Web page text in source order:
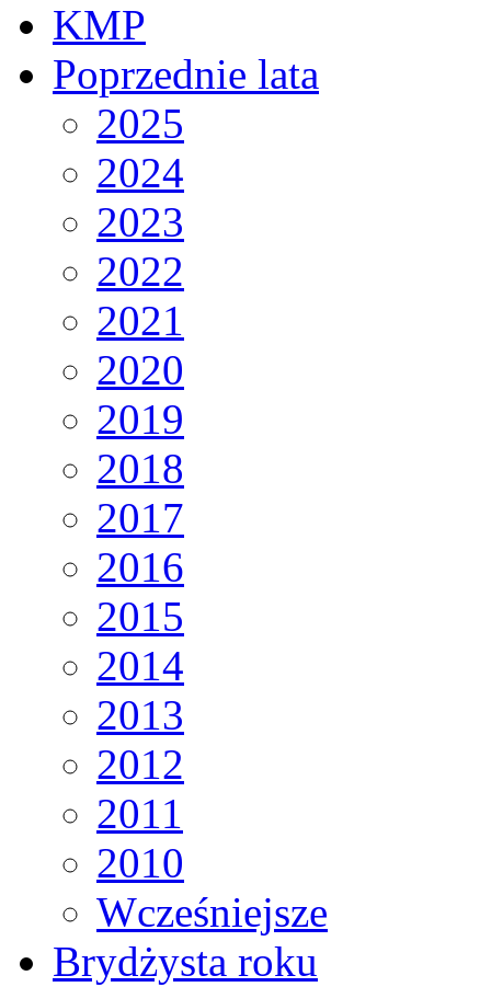
KMP
Poprzednie lata
2025
2024
2023
2022
2021
2020
2019
2018
2017
2016
2015
2014
2013
2012
2011
2010
Wcześniejsze
Brydżysta roku